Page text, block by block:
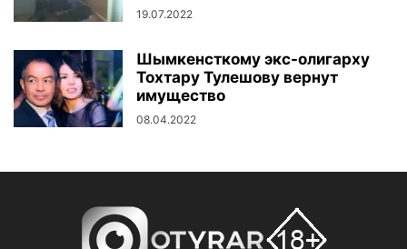
19.07.2022
Шымкенсткому экс-олигарху
Тохтару Тулешову вернут
имущество
08.04.2022